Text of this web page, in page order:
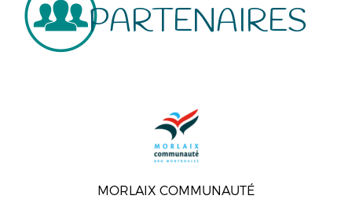
PARTENAIRES
MORLAIX COMMUNAUTÉ